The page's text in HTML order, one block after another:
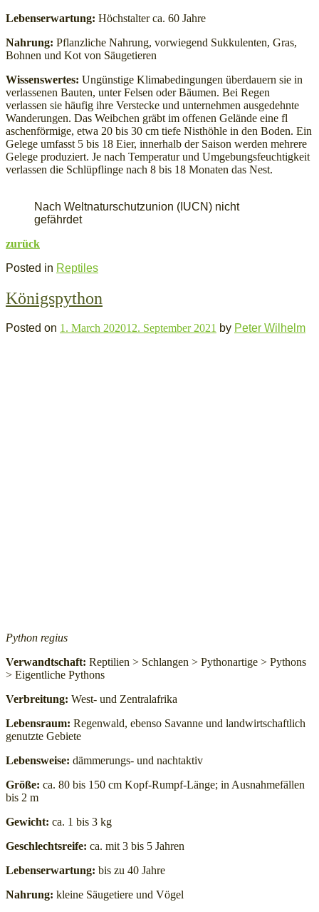
Lebenserwartung: Höchstalter ca. 60 Jahre
Nahrung: Pflanzliche Nahrung, vorwiegend Sukkulenten, Gras,
Bohnen und Kot von Säugetieren
Wissenswertes: Ungünstige Klimabedingungen überdauern sie in
verlassenen Bauten, unter Felsen oder Bäumen. Bei Regen
verlassen sie häufig ihre Verstecke und unternehmen ausgedehnte
Wanderungen. Das Weibchen gräbt im offenen Gelände eine fl
aschenförmige, etwa 20 bis 30 cm tiefe Nisthöhle in den Boden. Ein
Gelege umfasst 5 bis 18 Eier, innerhalb der Saison werden mehrere
Gelege produziert. Je nach Temperatur und Umgebungsfeuchtigkeit
verlassen die Schlüpflinge nach 8 bis 18 Monaten das Nest.
Nach Weltnaturschutzunion (IUCN) nicht
gefährdet
zurück
Posted in Reptiles
Königspython
Posted on 1. March 202012. September 2021 by Peter Wilhelm
Python regius
Verwandtschaft: Reptilien > Schlangen > Pythonartige > Pythons
> Eigentliche Pythons
Verbreitung: West- und Zentralafrika
Lebensraum: Regenwald, ebenso Savanne und landwirtschaftlich
genutzte Gebiete
Lebensweise: dämmerungs- und nachtaktiv
Größe: ca. 80 bis 150 cm Kopf-Rumpf-Länge; in Ausnahmefällen
bis 2 m
Gewicht: ca. 1 bis 3 kg
Geschlechtsreife: ca. mit 3 bis 5 Jahren
Lebenserwartung: bis zu 40 Jahre
Nahrung: kleine Säugetiere und Vögel